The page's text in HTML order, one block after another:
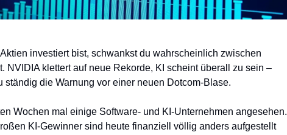
investiert bist, schwankst du wahrscheinlich zwischen
NVIDIA klettert auf neue Rekorde, KI scheint überall zu sein –
ständig die Warnung vor einer neuen Dotcom-Blase.
Wochen mal einige Software- und KI-Unternehmen angesehen.
KI-Gewinner sind heute finanziell völlig anders aufgestellt